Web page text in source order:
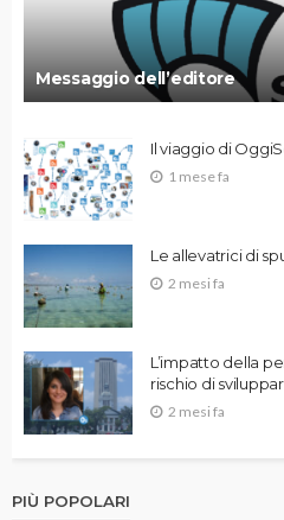
Messaggio dell’editore
Il viaggio di
1 mese fa
Le allevatrici di
2 mesi fa
L’impatto della
rischio di
2 mesi fa
PIÙ POPOLARI